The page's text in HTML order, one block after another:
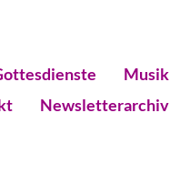
Musik
Newsletterarchiv